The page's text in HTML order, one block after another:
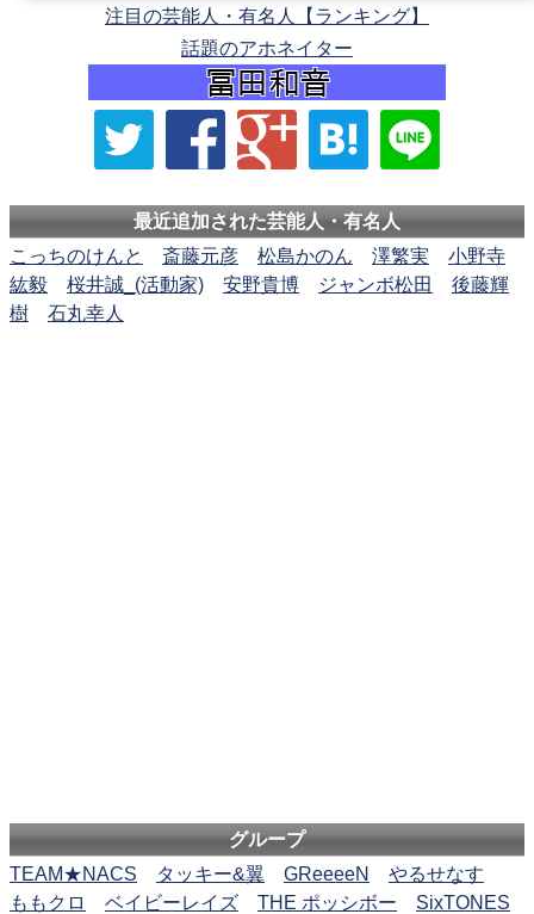
注目の芸能人・有名人【ランキング】
話題のアホネイター
最近追加された芸能人・有名人
こっちのけんと
斎藤元彦 松島かのん 澤繁実
小野寺
紘毅
桜井誠_(活動家) 安野貴博 ジャンボ松田
後藤輝
樹
石丸幸人
グループ
TEAM★NACS
タッキー&翼 GReeeeN
やるせなす
ももクロ
ベイビーレイズ THE ポッシボー
SixTONES